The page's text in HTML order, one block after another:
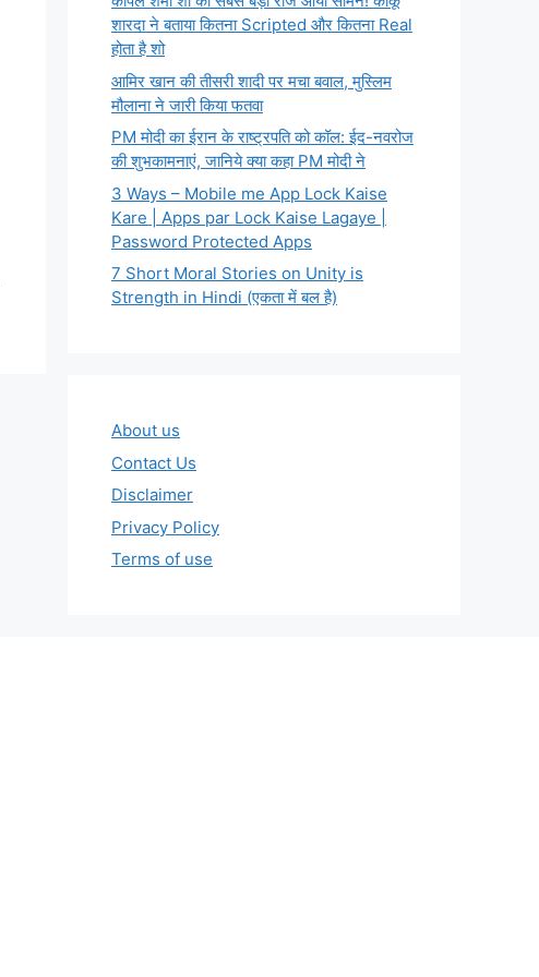
शारदा ने बताया कितना Scripted और कितना Real
होता है शो
आमिर खान की तीसरी शादी पर मचा बवाल, मुस्लिम
मौलाना ने जारी किया फतवा
PM मोदी का ईरान के राष्ट्रपति को कॉल: ईद-नवरोज
की शुभकामनाएं, जानिये क्या कहा PM मोदी ने
3 Ways – Mobile me App Lock Kaise
Kare | Apps par Lock Kaise Lagaye |
Password Protected Apps
7 Short Moral Stories on Unity is
Strength in Hindi (एकता में बल है)
About us
Contact Us
Disclaimer
Privacy Policy
Terms of use